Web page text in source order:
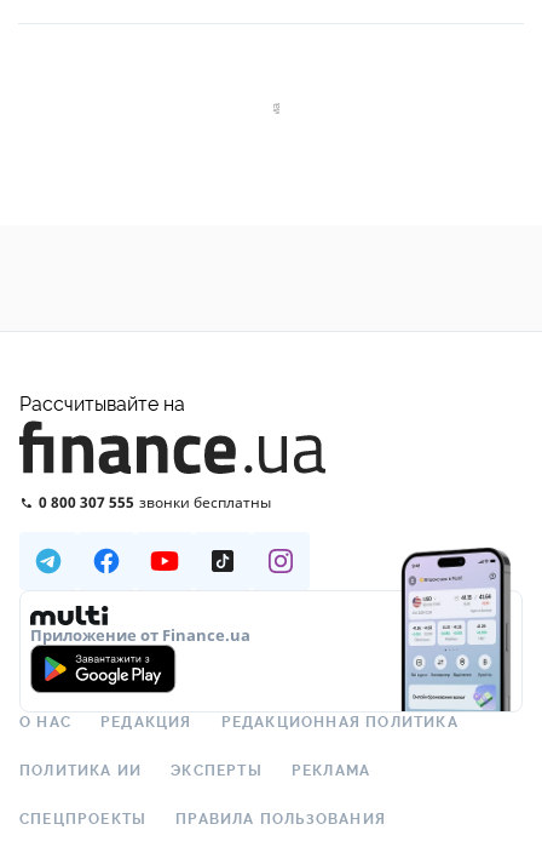
Рассчитывайте на
0 800 307 555 звонки бесплатны
Приложение от Finance.ua
О НАС РЕДАКЦИЯ РЕДАКЦИОННАЯ ПОЛИТИКА
ПОЛИТИКА ИИ ЭКСПЕРТЫ РЕКЛАМА
СПЕЦПРОЕКТЫ ПРАВИЛА ПОЛЬЗОВАНИЯ